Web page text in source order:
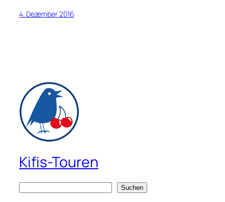
4. Dezember 2016
Kifis-Touren
Suchen